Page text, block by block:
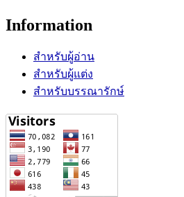
Information
สำหรับผู้อ่าน
สำหรับผู้แต่ง
สำหรับบรรณารักษ์